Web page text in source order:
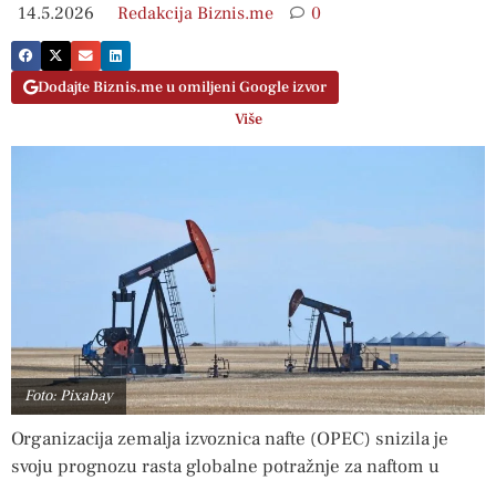
14.5.2026 Redakcija Biznis.me 0
Dodajte Biznis.me u omiljeni Google izvor
Više
Foto: Pixabay
Organizacija zemalja izvoznica nafte (OPEC) snizila je
svoju prognozu rasta globalne potražnje za naftom u